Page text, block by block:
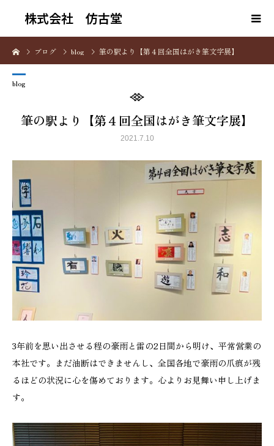
株式会社 仿古堂
ブログ blog 筆の駅より【第４回全国はがき筆文字展】
blog
筆の駅より【第４回全国はがき筆文字展】
2021.7.10
3年前を思い出させる程の豪雨と雷の2日間から明け、平常営業の
本社です。まだ油断はできませんし、全国各地で豪雨の爪痕が残
るほどの状況に心を傷めております。心よりお見舞い申し上げま
す。